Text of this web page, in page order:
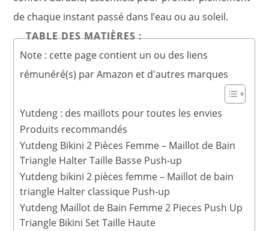
de chaque instant passé dans l’eau ou au soleil.
TABLE DES MATIÈRES :
Note : cette page contient un ou des liens
rémunéré(s) par Amazon et d'autres marques
Yutdeng : des maillots pour toutes les envies
Produits recommandés
Yutdeng Bikini 2 Pièces Femme – Maillot de Bain
Triangle Halter Taille Basse Push-up
Yutdeng bikini 2 pièces femme – Maillot de bain
triangle Halter classique Push-up
Yutdeng Maillot de Bain Femme 2 Pieces Push Up
Triangle Bikini Set Taille Haute